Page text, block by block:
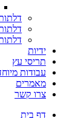
ידיות
תריסי עץ
עבודות
מאמרים
צרו קשר
דף בית